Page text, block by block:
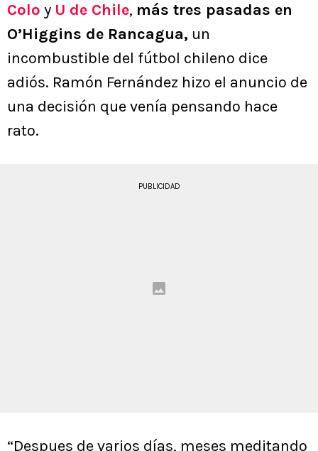
Colo y U de Chile, más tres pasadas en
O’Higgins de Rancagua, un
incombustible del fútbol chileno dice
adiós. Ramón Fernández hizo el anuncio de
una decisión que venía pensando hace
rato.
PUBLICIDAD
“Despues de varios días, meses meditando